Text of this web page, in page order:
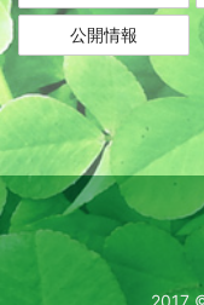
公開情報
2017